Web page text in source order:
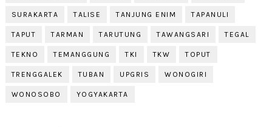
SURAKARTA TALISE TANJUNG ENIM TAPANULI
TAPUT TARMAN TARUTUNG TAWANGSARI TEGAL
TEKNO TEMANGGUNG TKI TKW TOPUT
TRENGGALEK TUBAN UPGRIS WONOGIRI
WONOSOBO YOGYAKARTA